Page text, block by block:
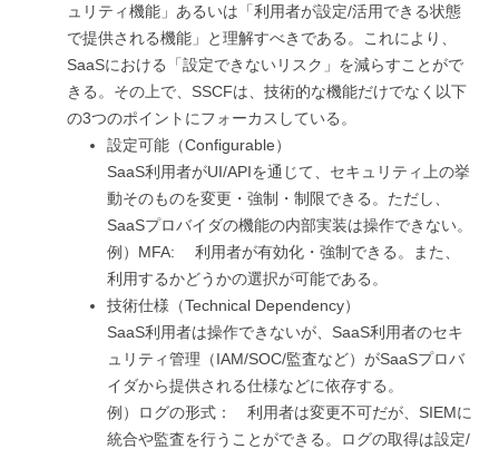
ュリティ機能」あるいは「利用者が設定/活用できる状態
で提供される機能」と理解すべきである。これにより、
SaaSにおける「設定できないリスク」を減らすことがで
きる。その上で、SSCFは、技術的な機能だけでなく以下
の3つのポイントにフォーカスしている。
設定可能（Configurable）
SaaS利用者がUI/APIを通じて、セキュリティ上の挙
動そのものを変更・強制・制限できる。ただし、
SaaSプロバイダの機能の内部実装は操作できない。
例）MFA: 利用者が有効化・強制できる。また、
利用するかどうかの選択が可能である。
技術仕様（Technical Dependency）
SaaS利用者は操作できないが、SaaS利用者のセキ
ュリティ管理（IAM/SOC/監査など）がSaaSプロバ
イダから提供される仕様などに依存する。
例）ログの形式： 利用者は変更不可だが、SIEMに
統合や監査を行うことができる。ログの取得は設定/